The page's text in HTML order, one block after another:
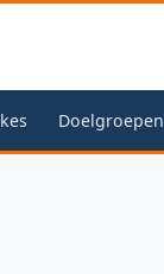
Doelgroepen